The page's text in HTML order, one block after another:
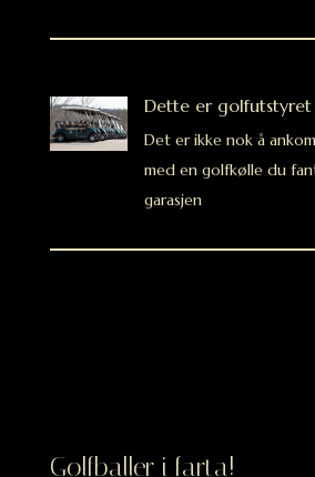
Dette er golfutstyret
Det er ikke nok å
med en golfkølle du
garasjen
Golfballer i farta!